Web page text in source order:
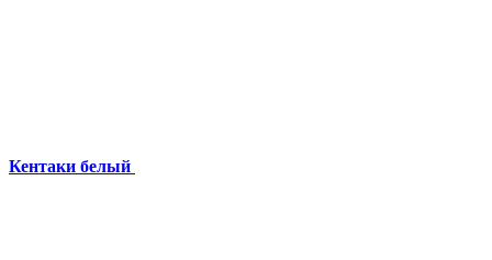
Кентаки белый